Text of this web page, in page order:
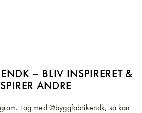
– BLIV INSPIRERET &
ANDRE
Tag med @byggfabrikendk, så kan